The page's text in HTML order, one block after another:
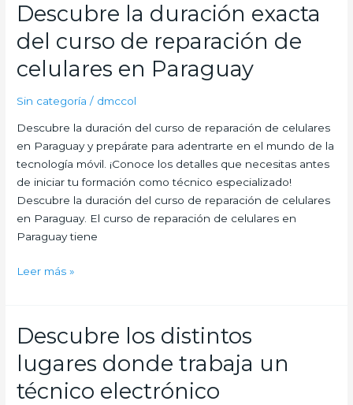
de
un
en
celulares
en
Argentina
Descubre la duración exacta
del curso de reparación de
celulares en Paraguay
Sin categoría / dmccol
Descubre la duración del curso de reparación de celulares
en Paraguay y prepárate para adentrarte en el mundo de la
tecnología móvil. ¡Conoce los detalles que necesitas antes
de iniciar tu formación como técnico especializado!
Descubre la duración del curso de reparación de celulares
en Paraguay. El curso de reparación de celulares en
Paraguay tiene
Descubre
del
curso
reparación
Leer más »
Descubre los distintos
lugares donde trabaja un
técnico electrónico